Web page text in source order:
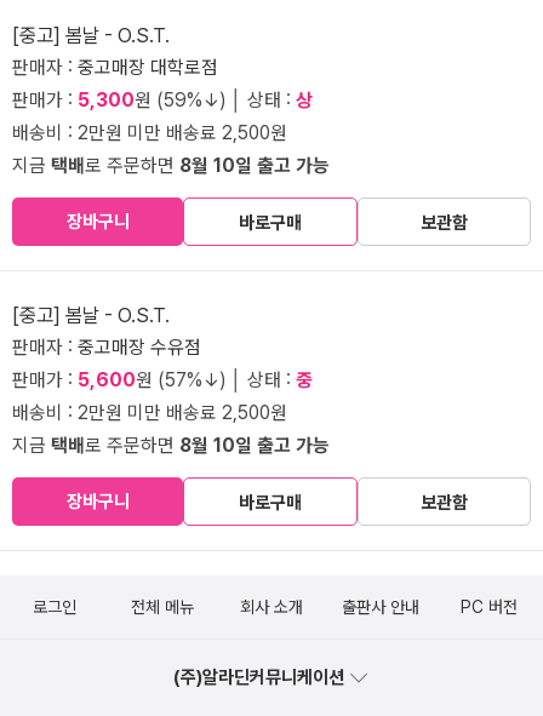
[중고] 봄날 - O.S.T.
판매자 : 중고매장 대학로점
판매가 : 5,300원 (59%↓) │ 상태 : 상
배송비 : 2만원 미만 배송료 2,500원
지금 택배로 주문하면 8월 10일 출고 가능
장바구니 바로구매 보관함
[중고] 봄날 - O.S.T.
판매자 : 중고매장 수유점
판매가 : 5,600원 (57%↓) │ 상태 : 중
배송비 : 2만원 미만 배송료 2,500원
지금 택배로 주문하면 8월 10일 출고 가능
장바구니 바로구매 보관함
로그인 전체 메뉴 회사 소개 출판사 안내 PC 버전
(주)알라딘커뮤니케이션